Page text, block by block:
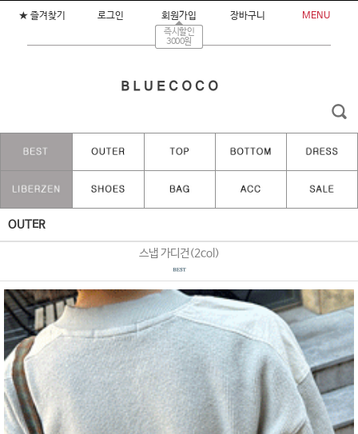
★ 즐겨찾기 로그인 회원가입
즉시할인
3000원
장바구니 MENU
OUTER
스냅 가디건(2col)